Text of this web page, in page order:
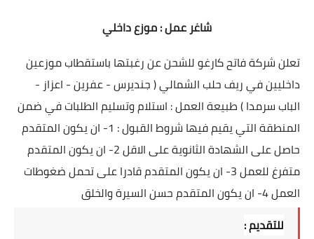
شاغر عمل : موزع داخلي
تعلن شركة فاتح كارغو للشحن عن رغبتها باستقطاب موزعين
داخليين في ريف حلب الشمالي ( جنديرس - عفرين - اعزاز -
الباب سرمدا ) طبيعة العمل : استلام وتسليم الطلبات في ضمن
المنطقة التي يقيم فيها شروط القبول : 1- ان يكون المتقدم
حاصل على الشهادة الثانوية على الاقل 2- ان يكون المتقدم
متفرغ للعمل 3- ان يكون المتقدم قادرا على تحمل ضغوطات
العمل 4- ان يكون المتقدم حسن السيرة والخلق
للتقديم :